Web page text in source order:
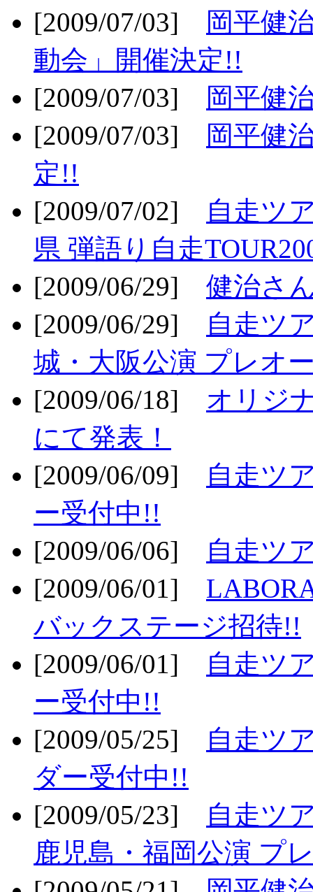
[2009/07/03]
岡平健
動会」開催決定!!
[2009/07/03]
岡平健
[2009/07/03]
岡平健
定!!
[2009/07/02]
自走ツ
県 弾語り自走
[2009/06/29] 健治さ
[2009/06/29]
自走ツ
城・大阪公演 プレオ
[2009/06/18] オリジ
にて発表！
[2009/06/09]
自走ツ
ー受付中!!
[2009/06/06]
自走ツ
[2009/06/01]
バックステージ招待!!
[2009/06/01]
自走ツ
ー受付中!!
[2009/05/25]
自走ツ
ダー受付中!!
[2009/05/23]
自走ツ
鹿児島・福岡公演 プ